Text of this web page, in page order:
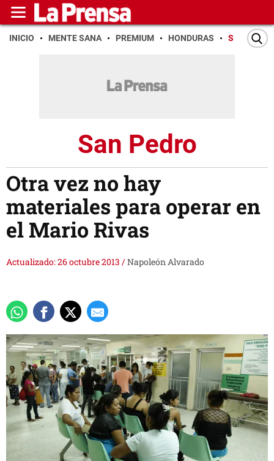
INICIO MENTE SANA PREMIUM HONDURAS SAN PEDRO
San Pedro
Otra vez no hay
materiales para operar en
el Mario Rivas
Actualizado: 26 octubre 2013 /Napoleón Alvarado